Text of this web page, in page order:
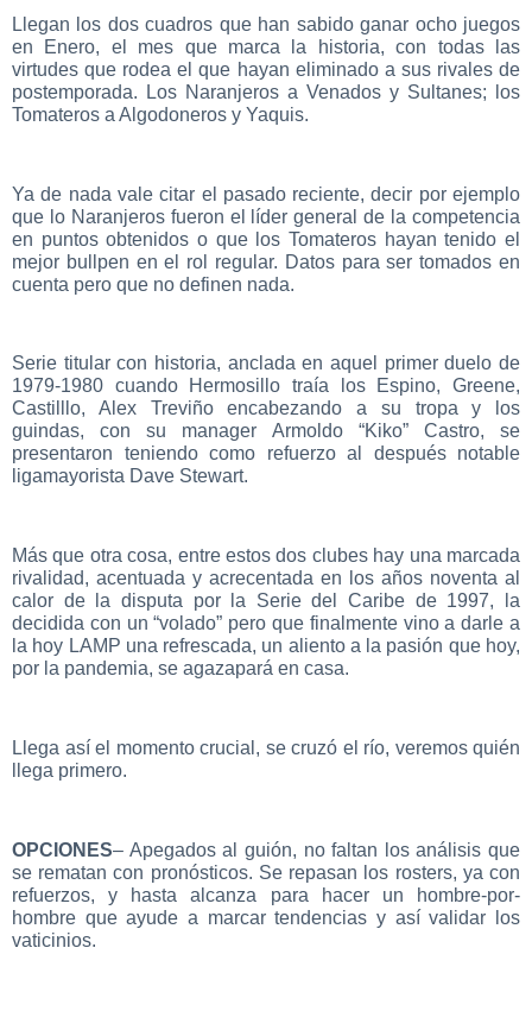
Llegan los dos cuadros que han sabido ganar ocho juegos
en Enero, el mes que marca la historia, con todas las
virtudes que rodea el que hayan eliminado a sus rivales de
postemporada. Los Naranjeros a Venados y Sultanes; los
Tomateros a Algodoneros y Yaquis.
Ya de nada vale citar el pasado reciente, decir por ejemplo
que lo Naranjeros fueron el líder general de la competencia
en puntos obtenidos o que los Tomateros hayan tenido el
mejor bullpen en el rol regular. Datos para ser tomados en
cuenta pero que no definen nada.
Serie titular con historia, anclada en aquel primer duelo de
1979-1980 cuando Hermosillo traía los Espino, Greene,
Castilllo, Alex Treviño encabezando a su tropa y los
guindas, con su manager Armoldo “Kiko” Castro, se
presentaron teniendo como refuerzo al después notable
ligamayorista Dave Stewart.
Más que otra cosa, entre estos dos clubes hay una marcada
rivalidad, acentuada y acrecentada en los años noventa al
calor de la disputa por la Serie del Caribe de 1997, la
decidida con un “volado” pero que finalmente vino a darle a
la hoy LAMP una refrescada, un aliento a la pasión que hoy,
por la pandemia, se agazapará en casa.
Llega así el momento crucial, se cruzó el río, veremos quién
llega primero.
OPCIONES– Apegados al guión, no faltan los análisis que
se rematan con pronósticos. Se repasan los rosters, ya con
refuerzos, y hasta alcanza para hacer un hombre-por-
hombre que ayude a marcar tendencias y así validar los
vaticinios.